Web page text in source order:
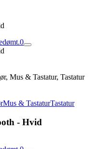
0
Mus & Tastatur, Tastatur
Mus & TastaturTastatur
- Hvid